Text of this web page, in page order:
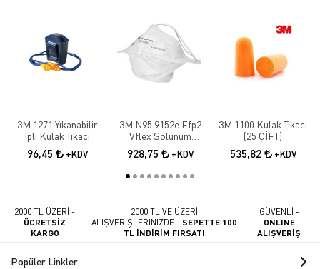
3M 1271 Yıkanabilir
İpli Kulak Tıkacı
96,45 +KDV
3M N95 9152e Ffp2
Vflex Solunum
Maskesi 10 Adet
928,75 +KDV
3M 1100 Kulak Tıkacı
(25 ÇİFT)
535,82 +KDV
2000 TL ÜZERİ -
ÜCRETSİZ
KARGO
2000 TL VE ÜZERİ
ALIŞVERİŞLERİNİZDE -SEPETTE 100
TL İNDİRİM FIRSATI
GÜVENLİ -
ONLINE
ALIŞVERİŞ
Popüler Linkler